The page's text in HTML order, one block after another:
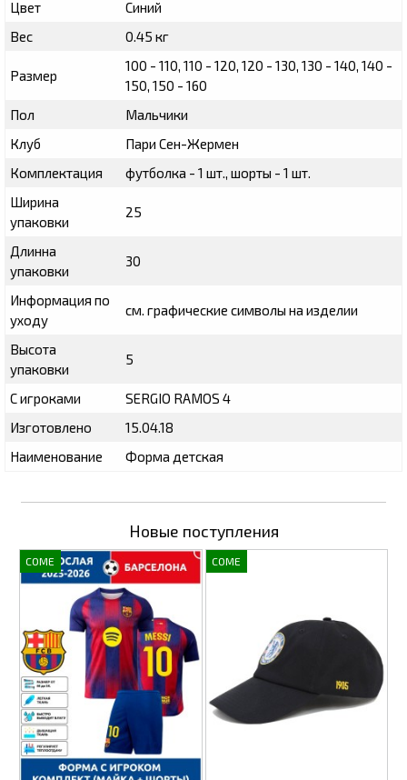
Цвет
Синий
Вес
0.45 кг
Размер
100 - 110, 110 - 120, 120 - 130, 130 - 140, 140 -
150, 150 - 160
Пол
Мальчики
Клуб
Пари Сен-Жермен
Комплектация
футболка - 1 шт., шорты - 1 шт.
Ширина
упаковки
25
Длинна
упаковки
30
Информация по
уходу
см. графические символы на изделии
Высота
упаковки
5
С игроками
SERGIO RAMOS 4
Изготовлено
15.04.18
Наименование
Форма детская
Новые поступления
COME COME